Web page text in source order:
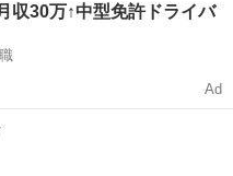
収30万↑中型免許ドライバ
Ad